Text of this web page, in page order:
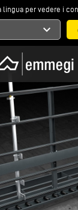
lingua per vedere i
expand_more